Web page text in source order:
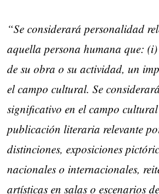
“Se considerará personalidad
aquella persona humana que:
de su obra o su actividad, un
el campo cultural. Se
significativo en el campo
publicación literaria relevante
distinciones, exposiciones
nacionales o internacionales,
artísticas en salas o escenarios